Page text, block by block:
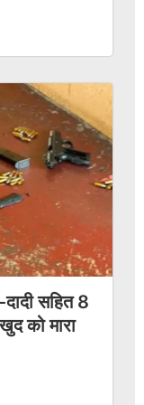
सहित 8
को मारा